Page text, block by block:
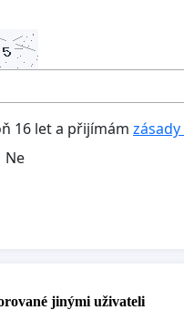
16 let a přijímám
Ne
jinými uživateli